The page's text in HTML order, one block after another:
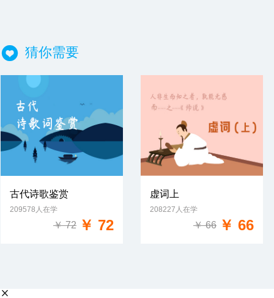
猜你需要
免费试学
古代诗歌鉴赏
209578人在学
￥ 72 ￥ 72
免费试学
虚词上
208227人在学
￥ 66 ￥ 66